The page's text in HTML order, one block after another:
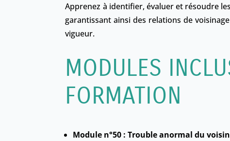
Apprenez à identifier, évaluer et résoudre
garantissant ainsi des relations de
vigueur.
MODULES
FORMATION
Module n°50 : Trouble anormal du